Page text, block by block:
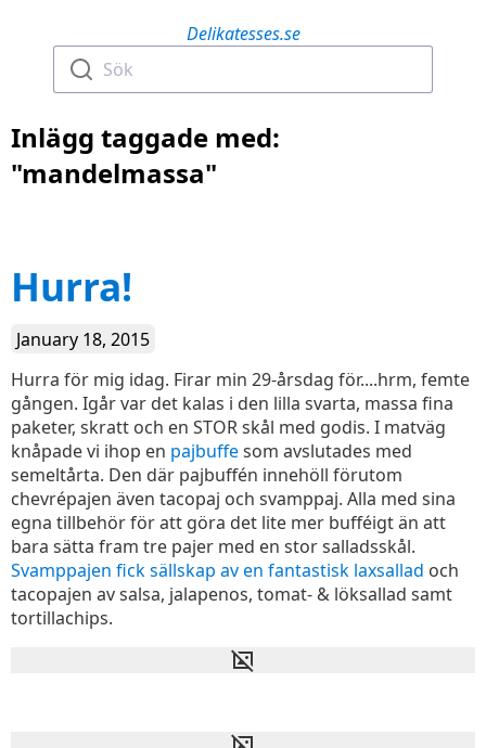
Delikatesses.se
Sök
Inlägg taggade med:
"mandelmassa"
Hurra!
January 18, 2015
Hurra för mig idag. Firar min 29-årsdag för....hrm, femte
gången. Igår var det kalas i den lilla svarta, massa fina
paketer, skratt och en STOR skål med godis. I matväg
knåpade vi ihop en pajbuffesom avslutades med
semeltårta. Den där pajbuffén innehöll förutom
chevrépajen även tacopaj och svamppaj. Alla med sina
egna tillbehör för att göra det lite mer bufféigt än att
bara sätta fram tre pajer med en stor salladsskål.
Svamppajen fick sällskap av en fantastisk laxsallad och
tacopajen av salsa, jalapenos, tomat- & löksallad samt
tortillachips.